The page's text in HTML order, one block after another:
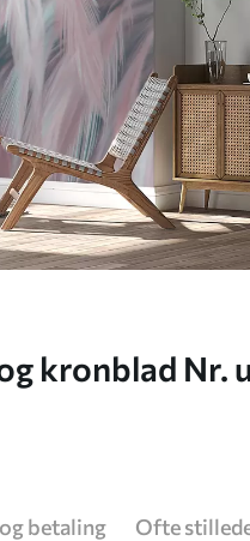
kronblad Nr.
betaling Ofte